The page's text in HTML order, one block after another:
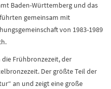
Baden-Württemberg und das
gemeinsam mit
von 1983-1989
Frühbronzezeit, der
Der größte Teil der
an und zeigt eine große